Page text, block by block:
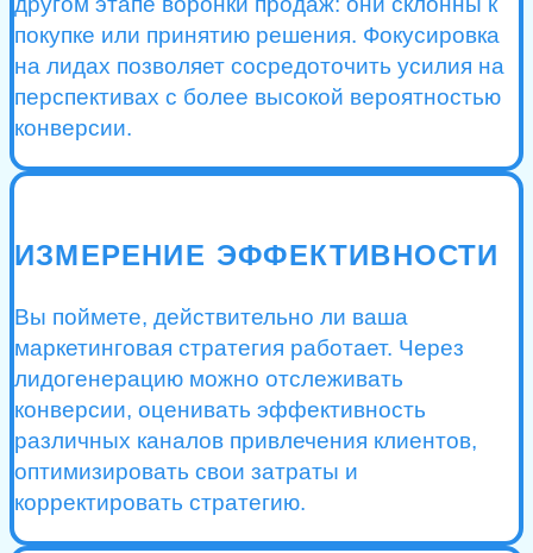
покупке или принятию решения. Фокусировка
на лидах позволяет сосредоточить усилия на
перспективах с более высокой вероятностью
конверсии.
ИЗМЕРЕНИЕ ЭФФЕКТИВНОСТИ
Вы поймете, действительно ли ваша
маркетинговая стратегия работает. Через
лидогенерацию можно отслеживать
конверсии, оценивать эффективность
различных каналов привлечения клиентов,
оптимизировать свои затраты и
корректировать стратегию.